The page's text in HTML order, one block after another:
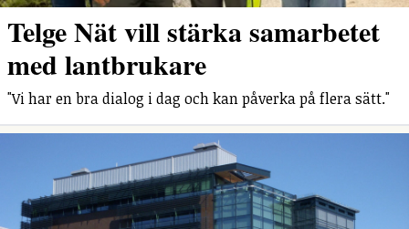
Telge Nät vill stärka samarbetet
med lantbrukare
"Vi har en bra dialog i dag och kan påverka på flera sätt."